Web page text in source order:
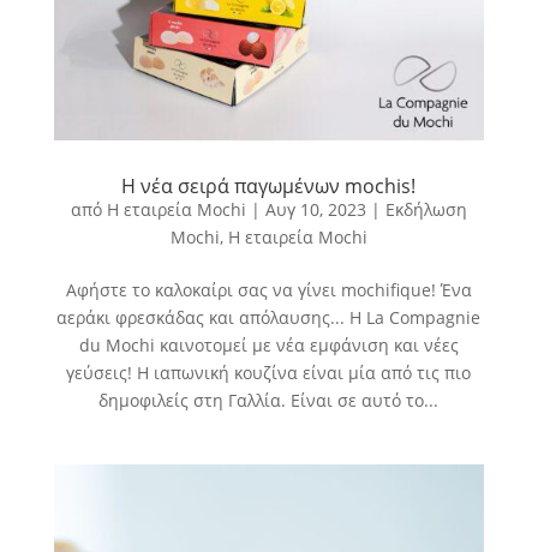
Η νέα σειρά παγωμένων mochis!
από Η εταιρεία Mochi | Αυγ 10, 2023 | Εκδήλωση
Mochi, Η εταιρεία Mochi
Αφήστε το καλοκαίρι σας να γίνει mochifique! Ένα
αεράκι φρεσκάδας και απόλαυσης... Η La Compagnie
du Mochi καινοτομεί με νέα εμφάνιση και νέες
γεύσεις! Η ιαπωνική κουζίνα είναι μία από τις πιο
δημοφιλείς στη Γαλλία. Είναι σε αυτό το...